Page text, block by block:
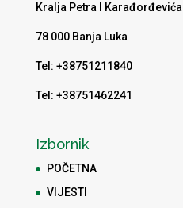
Kralja Petra I Karađorđevića
78 000 Banja Luka
Tel: +38751211840
Tel: +38751462241
Izbornik
POČETNA
VIJESTI